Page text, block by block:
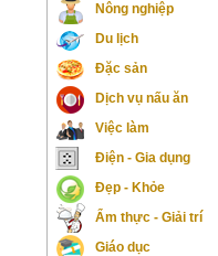
Nông nghiệp
Du lịch
Đặc sản
Dịch vụ nấu ăn
Việc làm
Điện - Gia dụng
Đẹp - Khỏe
Ẩm thực - Giải trí
Giáo dục